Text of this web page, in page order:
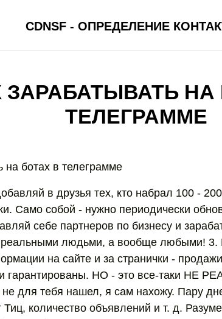
CDNSF - ОПРЕДЕЛЕНИЕ
ЗАРАБАТЫВАТЬ НА
ТЕЛЕГРАММЕ
на ботах в телеграмме
в друзья тех, кто набрал 100 -
Само собой - нужно периодически
себе партнеров по бизнесу и
реальными людьми, а вообще любыми! 3.
на сайте и за странички -
гарантированы. НО - это все-таки НЕ
для тебя нашел, я сам нахожу. Пару
Тиц, количество объявлений и т. д.